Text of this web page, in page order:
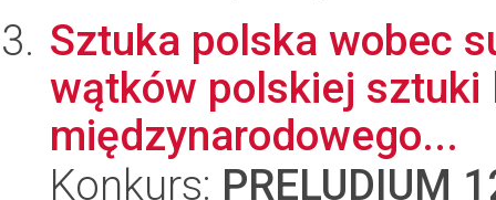
Sztuka polska wobec
wątków polskiej sztuki
międzynarodowego...
Konkurs: PRELUDIUM